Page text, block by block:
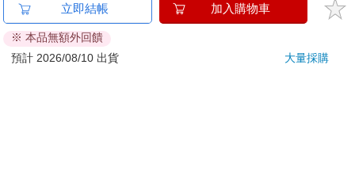
金石堂及銀行均不會請您操作ATM! 如接獲電話要求您前往
ATM提款機，請不要聽從指示，以免受騙上當！
退換貨須知：
立即結帳 加入購物車
※ 本品無額外回饋
預計 2026/08/10 出貨
大量採購